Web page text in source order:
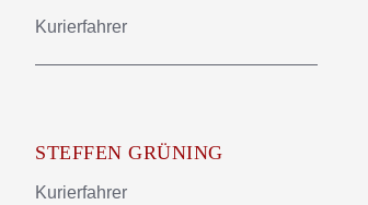
Kurierfahrer
STEFFEN GRÜNING
Kurierfahrer